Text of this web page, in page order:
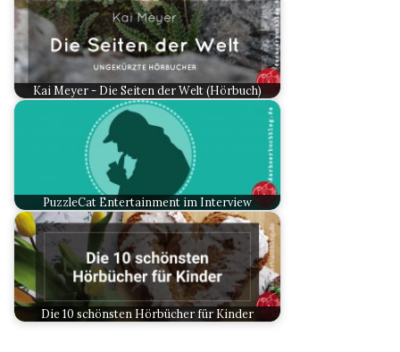
Kai Meyer - Die Seiten der Welt (Hörbuch)
PuzzleCat Entertainment im Interview
Die 10 schönsten Hörbücher für Kinder